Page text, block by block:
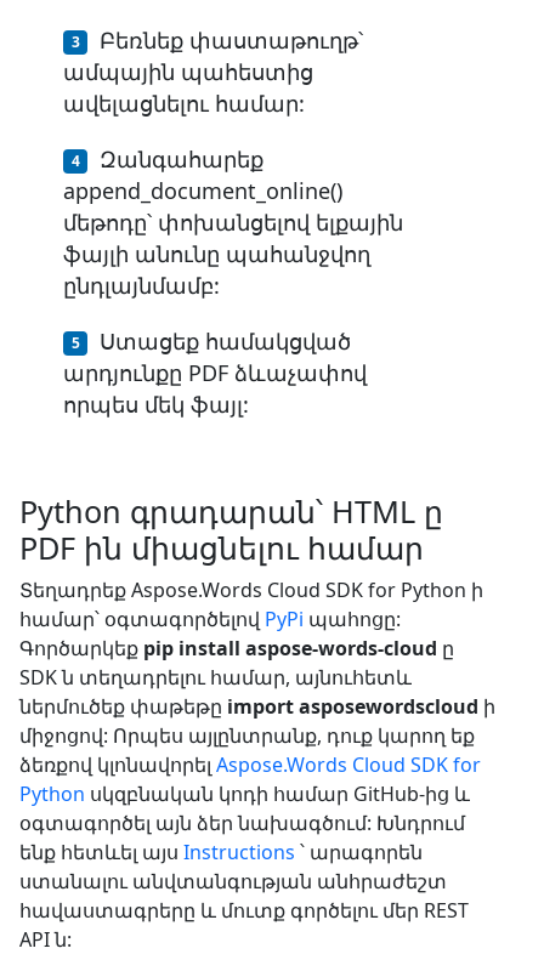
Բեռնեք փաստաթուղթ՝
ամպային պահեստից
ավելացնելու համար:
Զանգահարեք
append_document_online()
մեթոդը՝ փոխանցելով ելքային
ֆայլի անունը պահանջվող
ընդլայնմամբ:
Ստացեք համակցված
արդյունքը PDF ձևաչափով
որպես մեկ ֆայլ:
Python գրադարան՝ HTML ը
PDF ին միացնելու համար
Տեղադրեք Aspose.Words Cloud SDK for Python ի
համար՝ օգտագործելով PyPi պահոցը:
Գործարկեք pip install aspose-words-cloud ը
SDK ն տեղադրելու համար, այնուհետև
ներմուծեք փաթեթը import asposewordscloud ի
միջոցով: Որպես այլընտրանք, դուք կարող եք
ձեռքով կլոնավորել Aspose.Words Cloud SDK for
Python սկզբնական կոդի համար GitHub-ից և
օգտագործել այն ձեր նախագծում: Խնդրում
ենք հետևել այս Instructions ՝ արագորեն
ստանալու անվտանգության անհրաժեշտ
հավաստագրերը և մուտք գործելու մեր REST
API ն: